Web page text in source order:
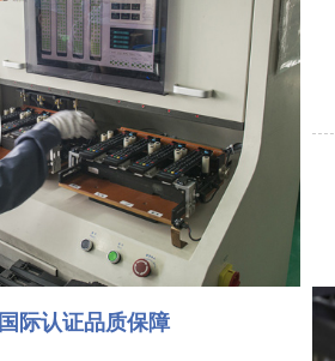
国际认证品质保障